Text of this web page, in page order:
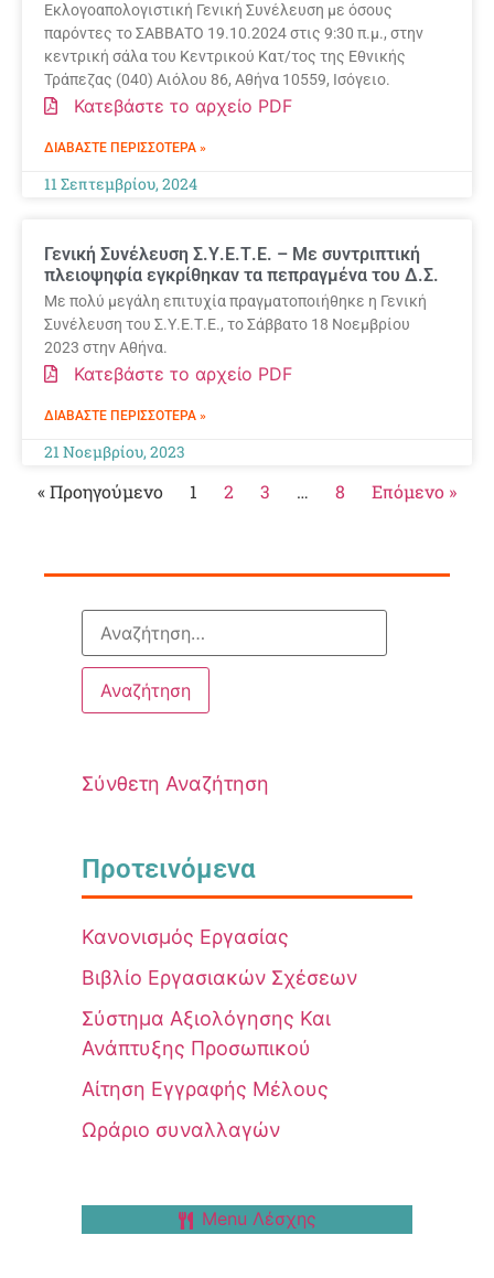
Εκλογοαπολογιστική Γενική Συνέλευση με όσους
παρόντες το ΣΑΒΒΑΤΟ 19.10.2024 στις 9:30 π.μ., στην
κεντρική σάλα του Κεντρικού Κατ/τος της Εθνικής
Τράπεζας (040) Αιόλου 86, Αθήνα 10559, Ισόγειο.
Κατεβάστε το αρχείο PDF
ΔΙΑΒΆΣΤΕ ΠΕΡΙΣΣΌΤΕΡΑ »
11 Σεπτεμβρίου, 2024
Γενική Συνέλευση Σ.Υ.Ε.Τ.Ε. – Με συντριπτική
πλειοψηφία εγκρίθηκαν τα πεπραγμένα του Δ.Σ.
Με πολύ μεγάλη επιτυχία πραγματοποιήθηκε η Γενική
Συνέλευση του Σ.Υ.Ε.Τ.Ε., το Σάββατο 18 Νοεμβρίου
2023 στην Αθήνα.
Κατεβάστε το αρχείο PDF
ΔΙΑΒΆΣΤΕ ΠΕΡΙΣΣΌΤΕΡΑ »
21 Νοεμβρίου, 2023
« Προηγούμενο 1 2 3 … 8 Επόμενο »
Σύνθετη Αναζήτηση
Προτεινόμενα
Κανονισμός Εργασίας
Βιβλίο Εργασιακών Σχέσεων
Σύστημα Αξιολόγησης Και
Ανάπτυξης Προσωπικού
Αίτηση Εγγραφής Μέλους
Ωράριο συναλλαγών
Menu Λέσχης